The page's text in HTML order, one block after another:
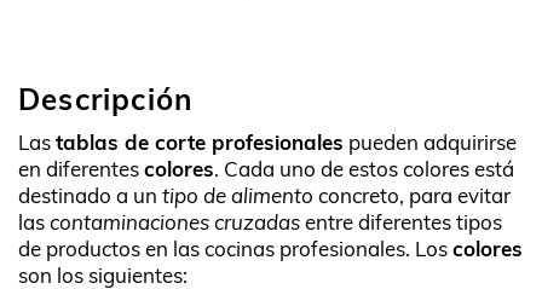
Descripción
Lastablas de corte profesionales pueden adquirirse
en diferentescolores. Cada uno de estos colores está
destinado a un tipo de alimento concreto, para evitar
lascontaminaciones cruzadasentre diferentes tipos
de productos en las cocinas profesionales. Loscolores
son los siguientes: